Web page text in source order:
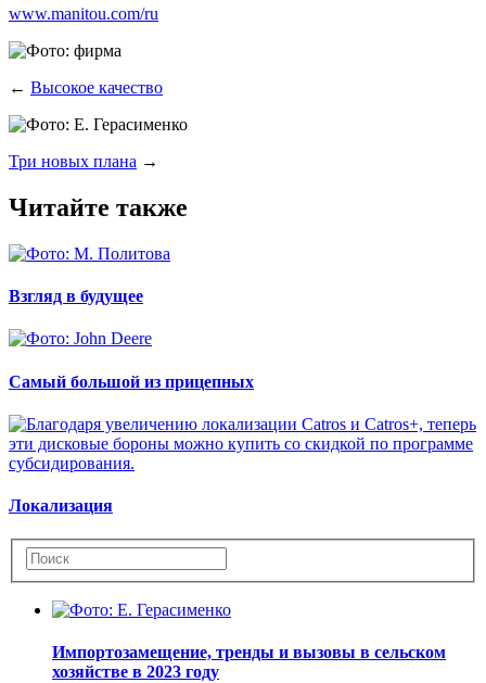
www.manitou.com/ru
← Высокое качество
Три новых плана →
Читайте также
Взгляд в будущее
Самый большой из прицепных
Локализация
Импортозамещение, тренды и вызовы в сельском
хозяйстве в 2023 году